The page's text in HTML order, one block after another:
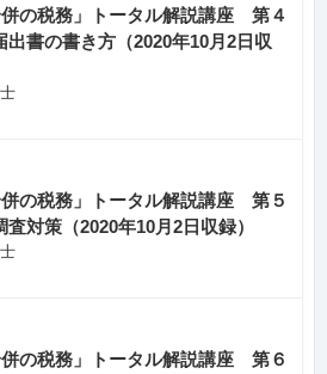
併の税務」トータル解説講座 第４
書の書き方（2020年10月2日収
士
併の税務」トータル解説講座 第５
対策（2020年10月2日収録）
士
併の税務」トータル解説講座 第６